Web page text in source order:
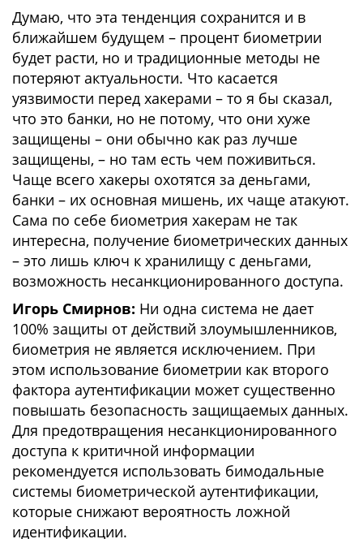
Думаю, что эта тенденция сохранится и в
ближайшем будущем – процент биометрии
будет расти, но и традиционные методы не
потеряют актуальности. Что касается
уязвимости перед хакерами – то я бы сказал,
что это банки, но не потому, что они хуже
защищены – они обычно как раз лучше
защищены, – но там есть чем поживиться.
Чаще всего хакеры охотятся за деньгами,
банки – их основная мишень, их чаще атакуют.
Сама по себе биометрия хакерам не так
интересна, получение биометрических данных
– это лишь ключ к хранилищу с деньгами,
возможность несанкционированного доступа.
Игорь Смирнов: Ни одна система не дает
100% защиты от действий злоумышленников,
биометрия не является исключением. При
этом использование биометрии как второго
фактора аутентификации может существенно
повышать безопасность защищаемых данных.
Для предотвращения несанкционированного
доступа к критичной информации
рекомендуется использовать бимодальные
системы биометрической аутентификации,
которые снижают вероятность ложной
идентификации.